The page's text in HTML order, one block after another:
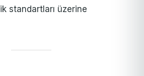
standartları üzerine